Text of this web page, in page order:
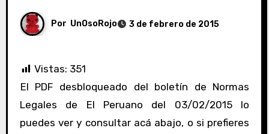
Por UnOsoRojo 3 de febrero de 2015
Vistas: 351
El PDF desbloqueado del boletín de Normas
Legales de El Peruano del 03/02/2015 lo
puedes ver y consultar acá abajo, o si prefieres